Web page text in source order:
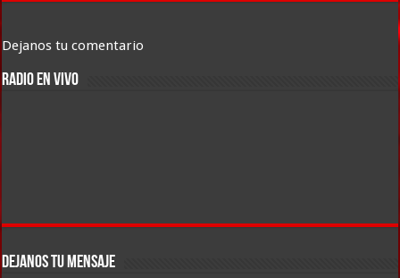
Dejanos tu comentario
RADIO EN VIVO
DEJANOS TU MENSAJE